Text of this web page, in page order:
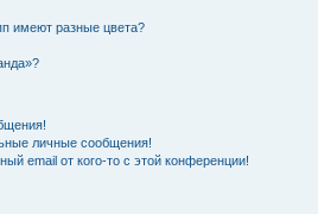
имеют разные цвета?
личные сообщения!
email от кого-то с этой конференции!